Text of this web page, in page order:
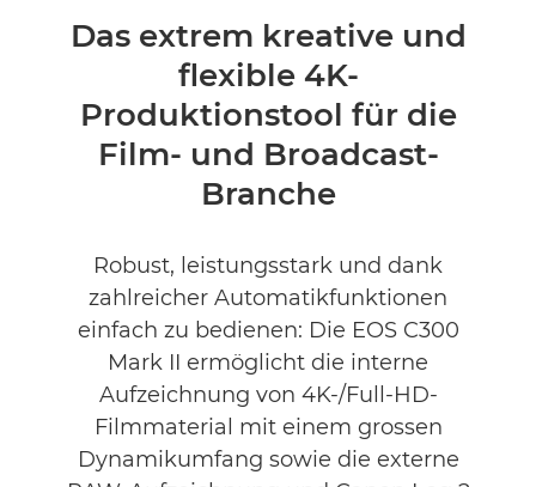
Übersicht
Produktbewertungen
Das extrem kreative und
flexible 4K-
Produktionstool für die
Film- und Broadcast-
Branche
Robust, leistungsstark und dank
zahlreicher Automatikfunktionen
einfach zu bedienen: Die EOS C300
Mark II ermöglicht die interne
Aufzeichnung von 4K-/Full-HD-
Filmmaterial mit einem grossen
Dynamikumfang sowie die externe